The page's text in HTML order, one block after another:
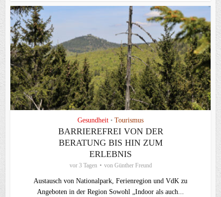
Gesundheit • Tourismus
BARRIEREFREI VON DER
BERATUNG BIS HIN ZUM
ERLEBNIS
vor 3 Tagen von Günther Freund
Austausch von Nationalpark, Ferienregion und VdK zu
Angeboten in der Region Sowohl „Indoor als auch...